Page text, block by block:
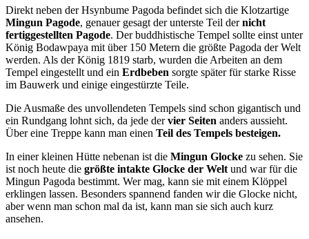
Direkt neben der Hsynbume Pagoda befindet sich die Klotzartige
Mingun Pagode, genauer gesagt der unterste Teil dernicht
fertiggestellten Pagode. Der buddhistische Tempel sollte einst unter
König Bodawpaya mit über 150 Metern die größte Pagoda der Welt
werden. Als der König 1819 starb, wurden die Arbeiten an dem
Tempel eingestellt und ein Erdbeben sorgte später für starke Risse
im Bauwerk und einige eingestürzte Teile.
Die Ausmaße des unvollendeten Tempels sind schon gigantisch und
ein Rundgang lohnt sich, da jede dervier Seiten anders aussieht.
Über eine Treppe kann man einen Teil des Tempels besteigen.
In einer kleinen Hütte nebenan ist die Mingun Glocke zu sehen. Sie
ist noch heute die größte intakte Glocke der Welt und war für die
Mingun Pagoda bestimmt. Wer mag, kann sie mit einem Klöppel
erklingen lassen. Besonders spannend fanden wir die Glocke nicht,
aber wenn man schon mal da ist, kann man sie sich auch kurz
ansehen.